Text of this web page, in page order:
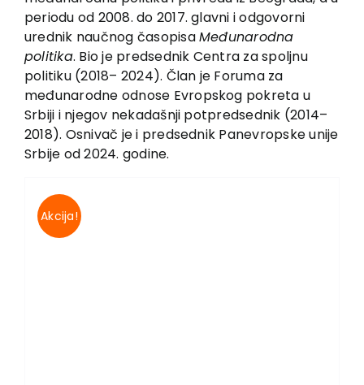
periodu od 2008. do 2017. glavni i odgovorni
urednik naučnog časopisaMeđunarodna
politika. Bio je predsednik Centra za spoljnu
politiku (2018– 2024). Član je Foruma za
međunarodne odnose Evropskog pokreta u
Srbiji i njegov nekadašnji potpredsednik (2014–
2018). Osnivač je i predsednik Panevropske unije
Srbije od 2024. godine.
Akcija!